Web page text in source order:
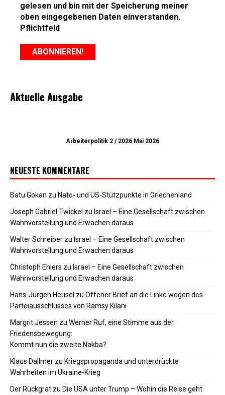
gelesen und bin mit der Speicherung meiner
oben eingegebenen Daten einverstanden.
Pflichtfeld
Aktuelle Ausgabe
Arbeiterpolitik 2 / 2026 Mai 2026
NEUESTE KOMMENTARE
Batu Gokan zu Nato- und US-Stützpunkte in Griechenland
Joseph Gabriel Twickel zu Israel – Eine Gesellschaft zwischen
Wahnvorstellung und Erwachen daraus
Walter Schreiber zu Israel – Eine Gesellschaft zwischen
Wahnvorstellung und Erwachen daraus
Christoph Ehlers zu Israel – Eine Gesellschaft zwischen
Wahnvorstellung und Erwachen daraus
Hans-Jürgen Heusel zu Offener Brief an die Linke wegen des
Parteiausschlusses von Ramsy Kilani
Margrit Jessen zu Werner Ruf, eine Stimme aus der
Friedensbewegung:
Kommt nun die zweite Nakba?
Klaus Dallmer zu Kriegspropaganda und unterdrückte
Wahrheiten im Ukraine-Krieg
Der Rückgrat zu Die USA unter Trump – Wohin die Reise geht